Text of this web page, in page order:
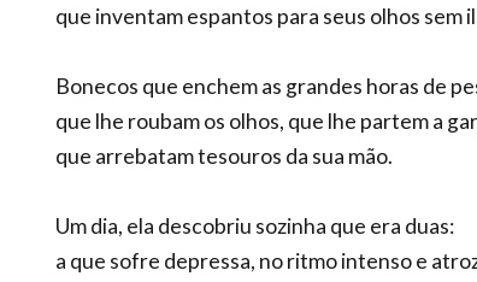
que inventam espantos para seus olhos sem
Bonecos que enchem as grandes horas de
que lhe roubam os olhos, que lhe partem a
que arrebatam tesouros da sua mão.
Um dia, ela descobriu sozinha que era duas:
a que sofre depressa, no ritmo intenso e